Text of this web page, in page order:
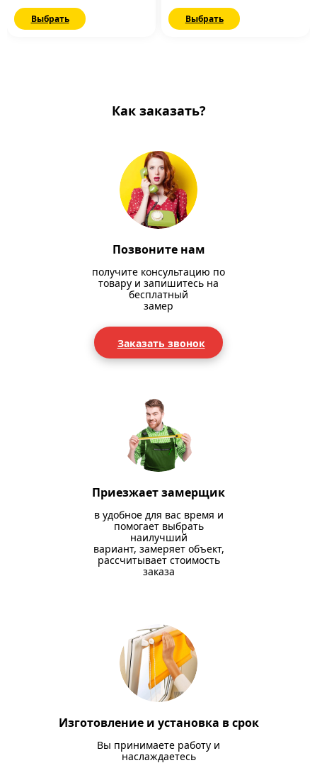
Выбрать Выбрать
Как заказать?
Позвоните нам
получите консультацию по
товару и запишитесь на
бесплатный
замер
Заказать звонок
Приезжает замерщик
в удобное для вас время и
помогает выбрать
наилучший
вариант, замеряет объект,
рассчитывает стоимость
заказа
Изготовление и установка в срок
Вы принимаете работу и
наслаждаетесь